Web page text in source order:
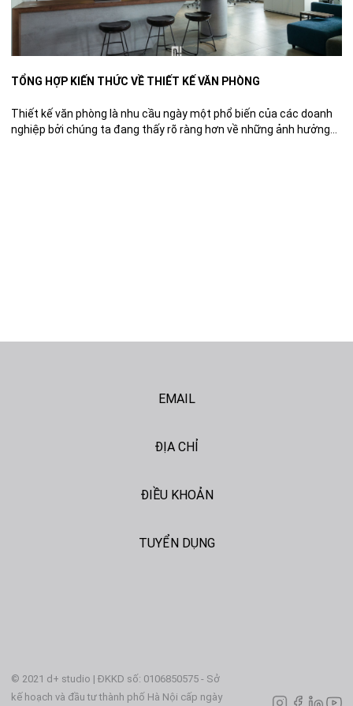
TỔNG HỢP KIẾN THỨC VỀ THIẾT KẾ VĂN PHÒNG
Thiết kế văn phòng là nhu cầu ngày một phổ biến của các doanh
nghiệp bởi chúng ta đang thấy rõ ràng hơn về những ảnh hưởng
EMAIL
ĐỊA CHỈ
ĐIỀU KHOẢN
TUYỂN DỤNG
© 2021 d+ studio | ĐKKD số: 0106850575 - Sở
kế hoạch và đầu tư thành phố Hà Nội cấp ngày